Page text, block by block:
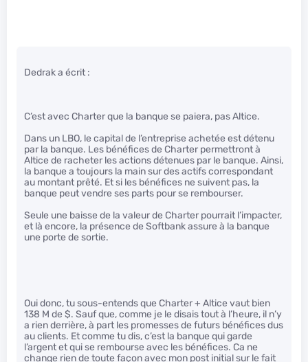
Dedrak a écrit :
C’est avec Charter que la banque se paiera, pas Altice.
Dans un LBO, le capital de l’entreprise achetée est détenu
par la banque. Les bénéfices de Charter permettront à
Altice de racheter les actions détenues par le banque. Ainsi,
la banque a toujours la main sur des actifs correspondant
au montant prêté. Et si les bénéfices ne suivent pas, la
banque peut vendre ses parts pour se rembourser.
Seule une baisse de la valeur de Charter pourrait l’impacter,
et là encore, la présence de Softbank assure à la banque
une porte de sortie.
Oui donc, tu sous-entends que Charter + Altice vaut bien
138 M de $. Sauf que, comme je le disais tout à l’heure, il n’y
a rien derrière, à part les promesses de futurs bénéfices dus
au clients. Et comme tu dis, c’est la banque qui garde
l’argent et qui se rembourse avec les bénéfices. Ca ne
change rien de toute façon avec mon post initial sur le fait